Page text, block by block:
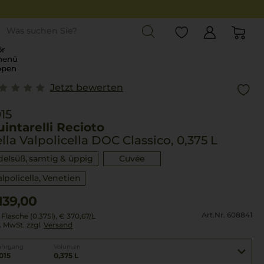
Jetzt bewerten
Recioto
Valpolicella DOC Classico, 0,375 L
samtig & üppig
Cuvée
Venetien
(0.375l), € 370,67/L
MwSt. zzgl. Versand
Art.Nr. 608841
0,375 L